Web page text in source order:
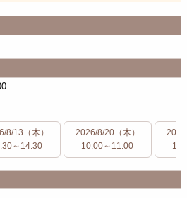
8/13（木）
～14:30
2026/8/20（木）
10:00～11:00